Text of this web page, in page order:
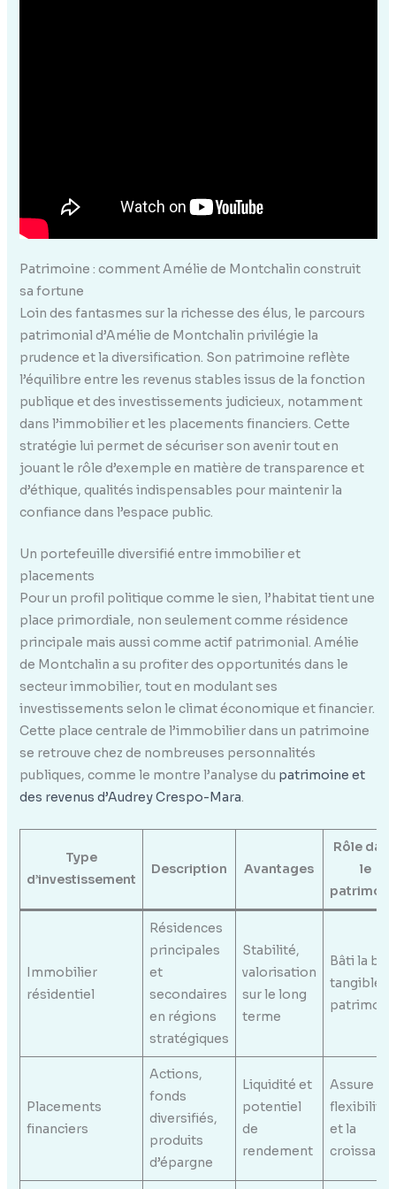
Patrimoine : comment Amélie de Montchalin construit
sa fortune
Loin des fantasmes sur la richesse des élus, le parcours
patrimonial d’Amélie de Montchalin privilégie la
prudence et la diversification. Son patrimoine reflète
l’équilibre entre les revenus stables issus de la fonction
publique et des investissements judicieux, notamment
dans l’immobilier et les placements financiers. Cette
stratégie lui permet de sécuriser son avenir tout en
jouant le rôle d’exemple en matière de transparence et
d’éthique, qualités indispensables pour maintenir la
confiance dans l’espace public.
Un portefeuille diversifié entre immobilier et
placements
Pour un profil politique comme le sien, l’habitat tient une
place primordiale, non seulement comme résidence
principale mais aussi comme actif patrimonial. Amélie
de Montchalin a su profiter des opportunités dans le
secteur immobilier, tout en modulant ses
investissements selon le climat économique et financier.
Cette place centrale de l’immobilier dans un patrimoine
se retrouve chez de nombreuses personnalités
publiques, comme le montre l’analyse du patrimoine et
des revenus d’Audrey Crespo-Mara.
Type
d’investissement
Description Avantages
Rôle
le
Immobilier
résidentiel
Résidences
principales
et
secondaires
en régions
stratégiques
Stabilité,
valorisation
sur le long
terme
Bâti la
tangible
Placements
financiers
Actions,
fonds
diversifiés,
produits
d’épargne
Liquidité et
potentiel
de
rendement
Assure la
flexibilité
et la